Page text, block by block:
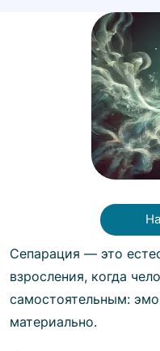
Сепарация — это
взросления, когда
самостоятельным:
материально.